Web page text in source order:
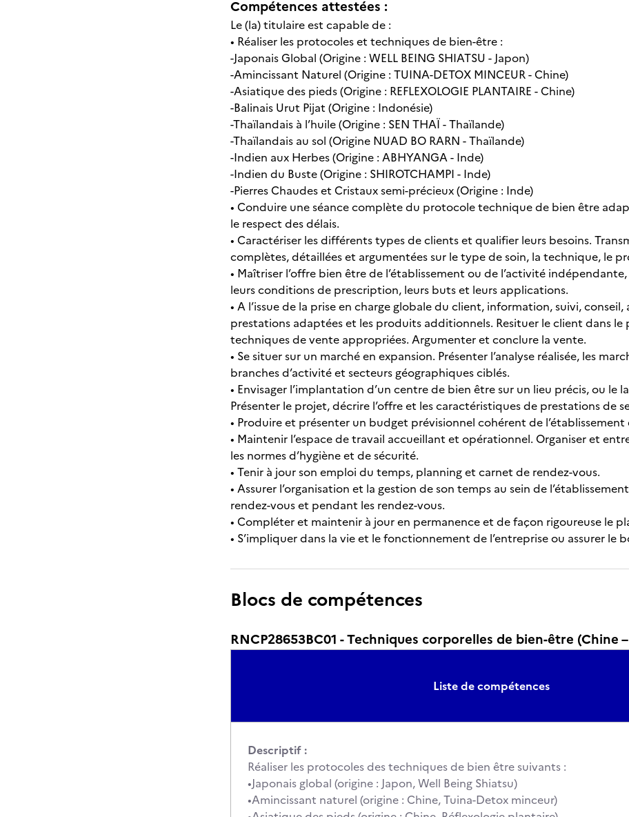
Compétences attestées :
Le (la) titulaire est capable de :
• Réaliser les protocoles et techniques de bien-être :
-Japonais Global (Origine : WELL BEING SHIATSU - Japon)
-Amincissant Naturel (Origine : TUINA-DETOX MINCEUR - Chine)
-Asiatique des pieds (Origine : REFLEXOLOGIE PLANTAIRE - Chine)
-Balinais Urut Pijat (Origine : Indonésie)
-Thaïlandais à l’huile (Origine : SEN THAÏ - Thaïlande)
-Thaïlandais au sol (Origine NUAD BO RARN - Thaïlande)
-Indien aux Herbes (Origine : ABHYANGA - Inde)
-Indien du Buste (Origine : SHIROTCHAMPI - Inde)
-Pierres Chaudes et Cristaux semi-précieux (Origine : Inde)
• Conduire une séance complète du protocole technique de bien être
le respect des délais.
• Caractériser les différents types de clients et qualifier leurs besoins.
complètes, détaillées et argumentées sur le type de soin, la technique, le
• Maîtriser l’offre bien être de l’établissement ou de l’activité
leurs conditions de prescription, leurs buts et leurs applications.
• A l’issue de la prise en charge globale du client, information, suivi,
prestations adaptées et les produits additionnels. Resituer le client dans le
techniques de vente appropriées. Argumenter et conclure la vente.
• Se situer sur un marché en expansion. Présenter l’analyse réalisée, les
branches d’activité et secteurs géographiques ciblés.
• Envisager l’implantation d’un centre de bien être sur un lieu précis, ou
Présenter le projet, décrire l’offre et les caractéristiques de prestations de
• Produire et présenter un budget prévisionnel cohérent de l’établissement
• Maintenir l’espace de travail accueillant et opérationnel. Organiser et
les normes d’hygiène et de sécurité.
• Tenir à jour son emploi du temps, planning et carnet de rendez-vous.
• Assurer l’organisation et la gestion de son temps au sein de
rendez-vous et pendant les rendez-vous.
• Compléter et maintenir à jour en permanence et de façon rigoureuse le
• S’impliquer dans la vie et le fonctionnement de l’entreprise ou assurer
Blocs de compétences
RNCP28653BC01 - Techniques corporelles de bien-être (Chine
Liste de compétences
Descriptif :
Réaliser les protocoles des techniques de bien être suivants :
•Japonais global (origine : Japon, Well Being Shiatsu)
•Amincissant naturel (origine : Chine, Tuina-Detox minceur)